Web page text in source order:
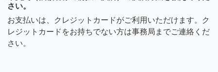
さい。
お支払いは、クレジットカードがご利用いただけます。ク
レジットカードをお持ちでない方は事務局までご連絡くだ
さい。